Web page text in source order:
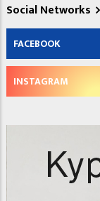
Social Networks
FACEBOOK
INSTAGRAM